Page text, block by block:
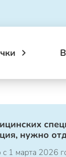
нужно
1 марта 2026